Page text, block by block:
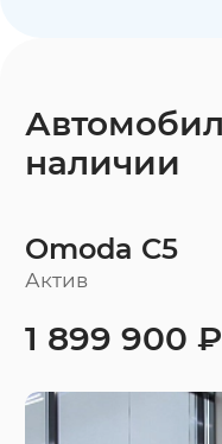
наличии
Omoda C5
Актив
1 899 900 ₽